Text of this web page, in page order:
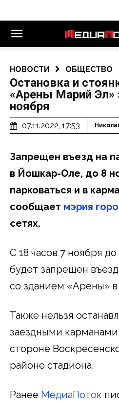
НОВОСТИ ОБЩЕСТВО
Остановка и
«Арены Марий Эл»
ноября
07.11.2022, 17:53
Запрещен въезд на
в Йошкар-Оле, до 8
парковаться и в
сообщает мэрия
сетях.
С 18 часов 7 ноября до
будет запрещен
со зданием «Арены»
Также нельзя
заездными
стороне
районе стадиона.
Ранее МедиаПоток